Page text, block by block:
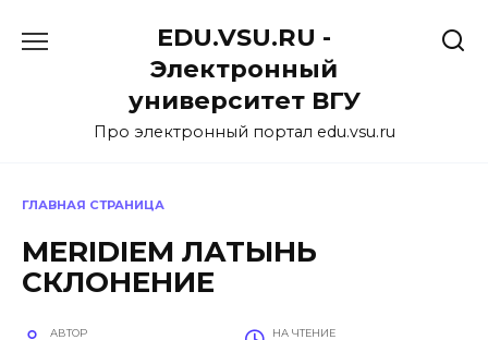
EDU.VSU.RU -
Электронный
университет ВГУ
Про электронный портал edu.vsu.ru
ГЛАВНАЯ СТРАНИЦА
MERIDIEM ЛАТЫНЬ
СКЛОНЕНИЕ
АВТОР НА ЧТЕНИЕ